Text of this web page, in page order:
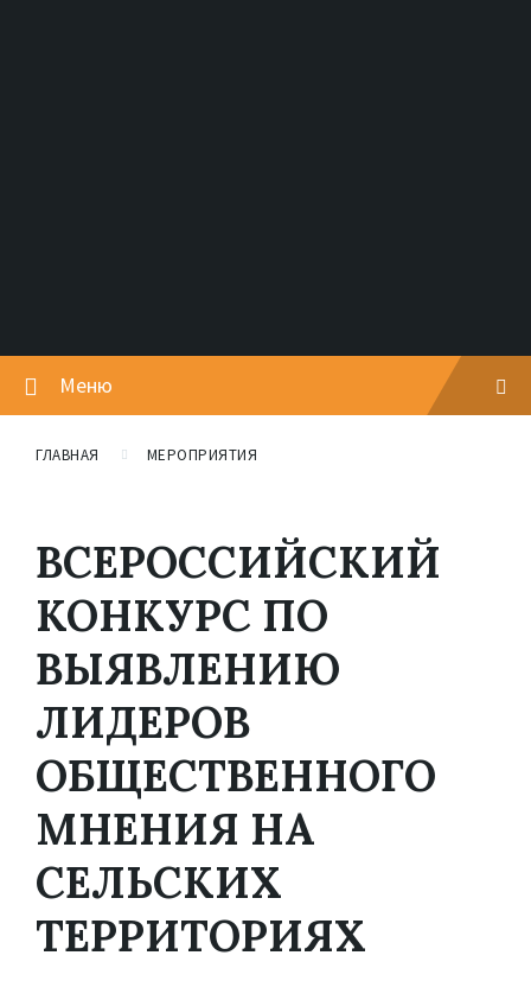
Меню
ГЛАВНАЯ МЕРОПРИЯТИЯ
ВСЕРОССИЙСКИЙ
КОНКУРС ПО
ВЫЯВЛЕНИЮ
ЛИДЕРОВ
ОБЩЕСТВЕННОГО
МНЕНИЯ НА
СЕЛЬСКИХ
ТЕРРИТОРИЯХ